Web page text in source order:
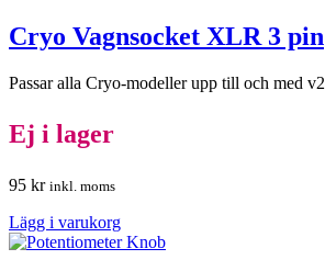
Cryo Vagnsocket XLR 3 pin
Passar alla Cryo-modeller upp till och med
Ej i lager
95 kr inkl. moms
Lägg i varukorg